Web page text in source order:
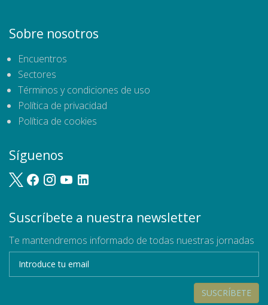
Sobre nosotros
Encuentros
Sectores
Términos y condiciones de uso
Política de privacidad
Política de cookies
Síguenos
Suscríbete a nuestra newsletter
Te mantendremos informado de todas nuestras jornadas
SUSCRÍBETE